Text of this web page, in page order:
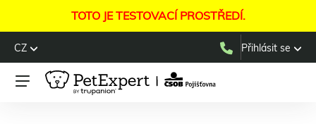
TOTO JE TESTOVACÍ PROSTŘEDÍ.
CZ Přihlásit se